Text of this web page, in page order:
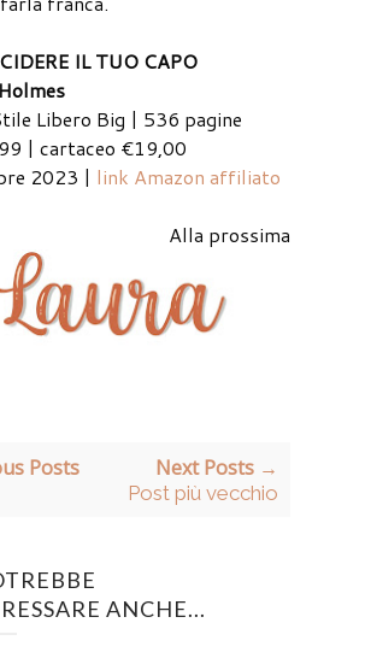
IL TUO CAPO
Libero Big | 536 pagine
| cartaceo €19,00
2023 | link Amazon affiliato
Alla prossima
Posts Next Posts →
Post più vecchio
ANCHE...